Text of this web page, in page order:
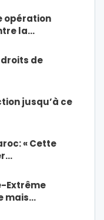
opération
la…
de
jusqu’à ce
« Cette
Extrême
mais…